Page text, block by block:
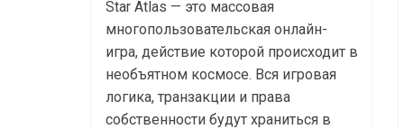
Star Atlas — это массовая
многопользовательская онлайн-
игра, действие которой происходит в
необъятном космосе. Вся игровая
логика, транзакции и права
собственности будут храниться в